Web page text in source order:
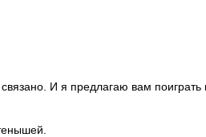
И я предлагаю вам поиграть